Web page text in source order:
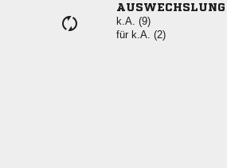
AUSWECHSLUNG
k.A. (9)
für k.A. (2)